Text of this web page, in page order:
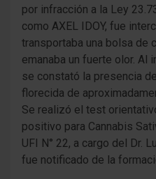
por infracción a la Ley
como AXEL IDOY, fue
transportaba una bolsa de
emanaba un fuerte olor. Al
se constató la presencia
florecida de
Se realizó el test
positivo para Cannabis
UFI N° 22, a cargo del Dr.
fue notificado de la